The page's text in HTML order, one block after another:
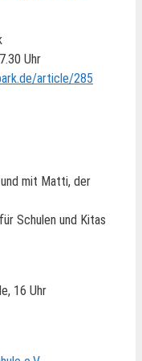
Uhr
article/285
mit Matti, der
Schulen und Kitas
16 Uhr